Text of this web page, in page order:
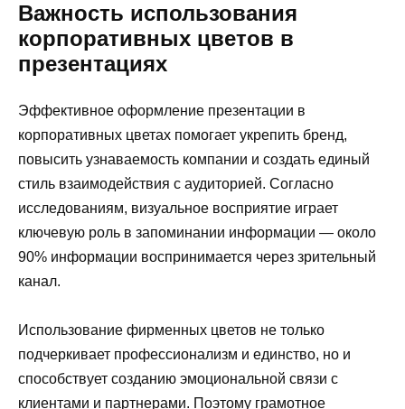
Важность использования
корпоративных цветов в
презентациях
Эффективное оформление презентации в
корпоративных цветах помогает укрепить бренд,
повысить узнаваемость компании и создать единый
стиль взаимодействия с аудиторией. Согласно
исследованиям, визуальное восприятие играет
ключевую роль в запоминании информации — около
90% информации воспринимается через зрительный
канал.
Использование фирменных цветов не только
подчеркивает профессионализм и единство, но и
способствует созданию эмоциональной связи с
клиентами и партнерами. Поэтому грамотное